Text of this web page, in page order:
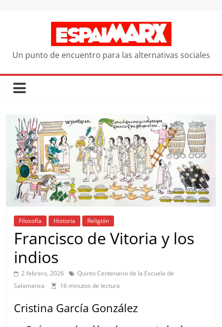
Un punto de encuentro para las alternativas sociales
Filosofía Historia Religión
Francisco de Vitoria y los
indios
2 febrero, 2026
Quinto Centenario de la Escuela de
Salamanca
16 minutos de lectura
Cristina García González